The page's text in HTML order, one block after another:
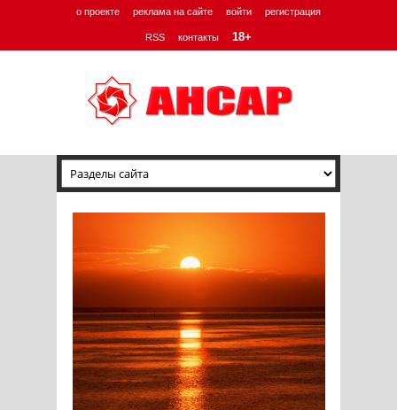
о проекте реклама на сайте войти регистрация
RSS контакты 18+